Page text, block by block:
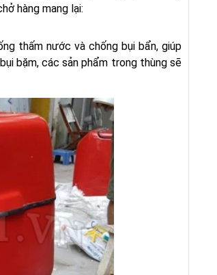
hàng mang lại:
thấm nước và chống bụi bẩn, giúp
bặm, các sản phẩm trong thùng sẽ